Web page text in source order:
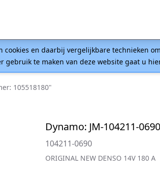
cookies en daarbij vergelijkbare technieken
gebruik te maken van deze website gaat u
105518180"
Dynamo: JM-104211-0690
104211-0690
ORIGINAL NEW DENSO 14V 180 A